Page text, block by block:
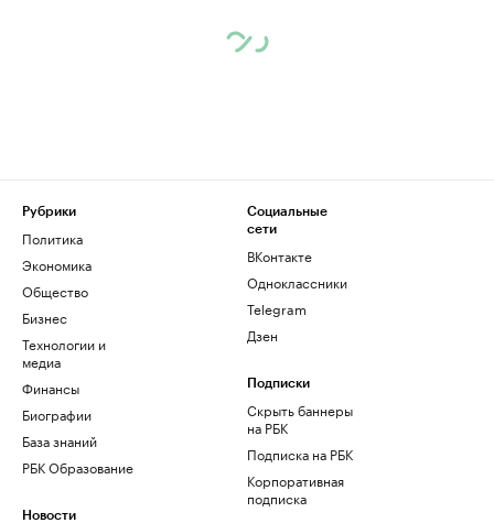
Рубрики
Политика
Экономика
Общество
Бизнес
Технологии и
медиа
Финансы
Биографии
База знаний
РБК Образование
Новости
Социальные
сети
ВКонтакте
Одноклассники
Telegram
Дзен
Подписки
Скрыть баннеры
на РБК
Подписка на РБК
Корпоративная
подписка